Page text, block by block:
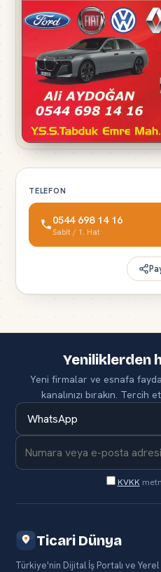
TELEFON
0544 698 14 16
Sabit / 1. Hat
Yeniliklerden
Yeni firmalar ve esnafa
kanalınızı bırakın. Tercih
KVKK
Ticari Dünya
Türkiye'nin Dijital İş Portalı ve